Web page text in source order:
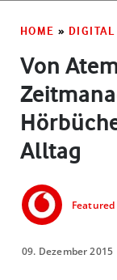
HOME »
Von
Alltag
09. Dezember 2015